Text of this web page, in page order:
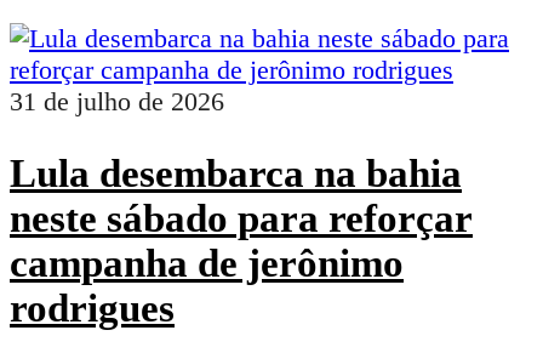
31 de julho de 2026
Lula desembarca na bahia
neste sábado para reforçar
campanha de jerônimo
rodrigues